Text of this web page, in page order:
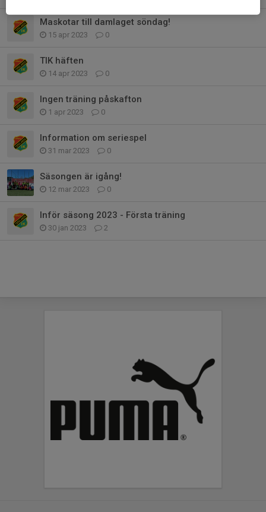
Maskotar till damlaget söndag!
15 apr 2023 0
TIK häften
14 apr 2023 0
Ingen träning påskafton
1 apr 2023 0
Information om seriespel
31 mar 2023 0
Säsongen är igång!
12 mar 2023 0
Inför säsong 2023 - Första träning
30 jan 2023 2